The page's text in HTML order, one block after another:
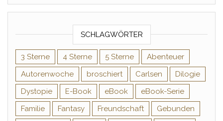
SCHLAGWÖRTER
3 Sterne 4 Sterne 5 Sterne
Abenteuer
Autorenwoche
broschiert Carlsen
Dilogie
Dystopie
E-Book eBook
eBook-Serie
Familie
Fantasy Freundschaft
Gebunden